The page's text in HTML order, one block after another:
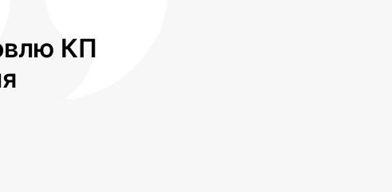
КП